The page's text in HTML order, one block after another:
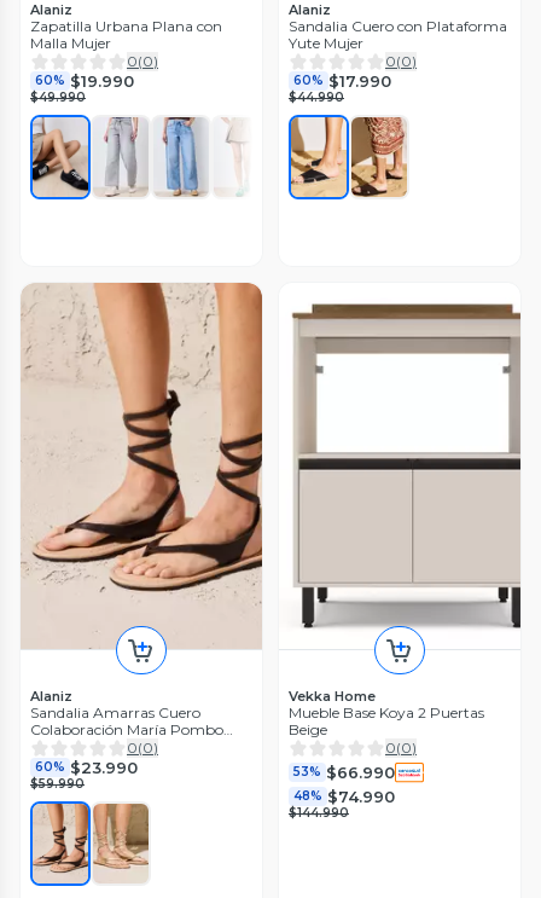
Alaniz
Zapatilla Urbana Plana con
Malla Mujer
0(0)
60% $19.990
$49.990
Alaniz
Sandalia Cuero con Plataforma
Yute Mujer
0(0)
60% $17.990
$44.990
Alaniz
Sandalia Amarras Cuero
Colaboración María Pombo
Mujer
0(0)
60% $23.990
$59.990
Vekka Home
Mueble Base Koya 2 Puertas
Beige
0(0)
53% $66.990
48% $74.990
$144.990